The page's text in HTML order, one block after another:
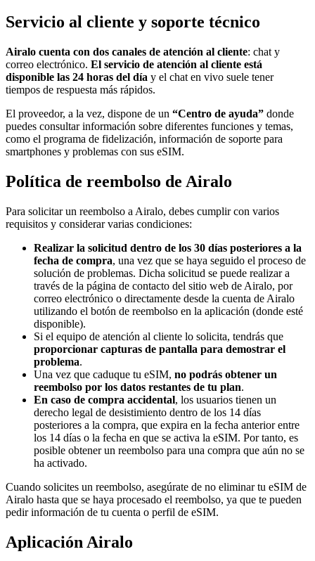
Servicio al cliente y soporte técnico
Airalo cuenta con dos canales de atención al cliente: chat y
correo electrónico. El servicio de atención al cliente está
disponible las 24 horas del día y el chat en vivo suele tener
tiempos de respuesta más rápidos.
El proveedor, a la vez, dispone de un “Centro de ayuda” donde
puedes consultar información sobre diferentes funciones y temas,
como el programa de fidelización, información de soporte para
smartphones y problemas con sus eSIM.
Política de reembolso de Airalo
Para solicitar un reembolso a Airalo, debes cumplir con varios
requisitos y considerar varias condiciones:
Realizar la solicitud dentro de los 30 días posteriores a la
fecha de compra, una vez que se haya seguido el proceso de
solución de problemas. Dicha solicitud se puede realizar a
través de la página de contacto del sitio web de Airalo, por
correo electrónico o directamente desde la cuenta de Airalo
utilizando el botón de reembolso en la aplicación (donde esté
disponible).
Si el equipo de atención al cliente lo solicita, tendrás que
proporcionar capturas de pantalla para demostrar el
problema.
Una vez que caduque tu eSIM, no podrás obtener un
reembolso por los datos restantes de tu plan.
En caso de compra accidental, los usuarios tienen un
derecho legal de desistimiento dentro de los 14 días
posteriores a la compra, que expira en la fecha anterior entre
los 14 días o la fecha en que se activa la eSIM. Por tanto, es
posible obtener un reembolso para una compra que aún no se
ha activado.
Cuando solicites un reembolso, asegúrate de no eliminar tu eSIM de
Airalo hasta que se haya procesado el reembolso, ya que te pueden
pedir información de tu cuenta o perfil de eSIM.
Aplicación Airalo